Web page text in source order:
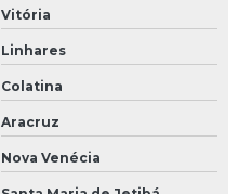
Vitória
Linhares
Colatina
Aracruz
Nova Venécia